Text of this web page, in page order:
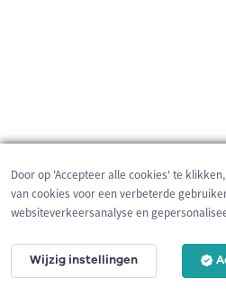
3 km
Door op 'Accepteer alle cookies' te
van cookies voor een verbeterde
websiteverkeersanalyse en
Wijzig instellingen